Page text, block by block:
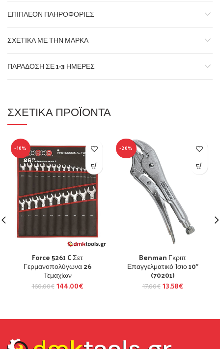
ΕΠΙΠΛΈΟΝ ΠΛΗΡΟΦΟΡΊΕΣ
ΣΧΕΤΙΚΆ ΜΕ ΤΗΝ ΜΆΡΚΑ
ΠΑΡΆΔΟΣΗ ΣΕ 1-3 ΗΜΈΡΕΣ
ΣΧΕΤΙΚΆ ΠΡΟΪΌΝΤΑ
-10%
Force 5261 C Σετ
Γερμανοπολύγωνα 26
Τεμαχίων
160.00€ 144.00€
-20%
Benman Γκριπ
Επαγγελματικό Ίσιο 10″
(70201)
17.00€ 13.58€